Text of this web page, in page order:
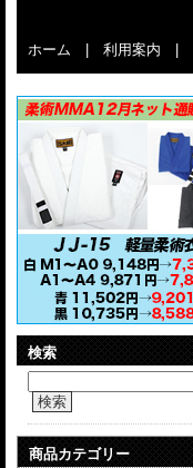
ホーム 利用案内
検索
検索
商品カテゴリー